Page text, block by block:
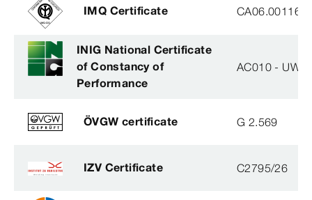
IMQ Certificate CA06.00116
INIG National Certificate
of Constancy of
Performance
AC010 -
ÖVGW certificate G 2.569
IZV Certificate C2795/26